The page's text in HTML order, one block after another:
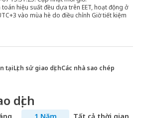
hiệu suất đều dựa trên EET, hoạt động ở
vào mùa hè do điều chỉnh Giờ tiết kiệm
tạiLịch sử giao dịchCác nhà sao chép
dịch